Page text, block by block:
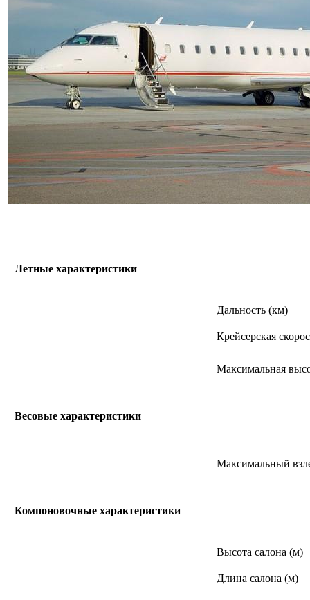
Летные характеристики
Дальность (км)
Крейсерская
Максимальная
Весовые характеристики
Максимальный
Компоновочные характеристики
Высота салона (м)
Длина салона (м)